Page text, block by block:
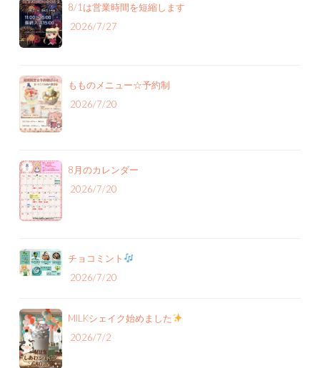
8/1は営業時間を短縮します
2026/7/27
もものメニュー‪☆予約制
2026/7/20
8月のカレンダー
2026/7/20
チョコミント
2026/7/20
MILKシェイク始めました
2026/7/2